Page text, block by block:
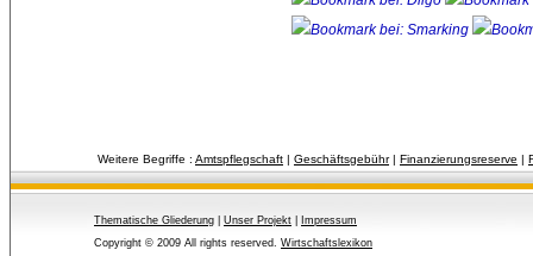
Weitere Begriffe : Amtspflegschaft | Geschäftsgebühr| Finanzierungsreserve |
Thematische Gliederung Unser Projekt
Impressum
Copyright © 2009 All rights reserved. Wirtschaftslexikon